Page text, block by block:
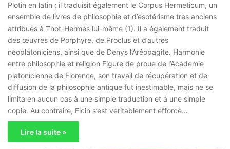
Plotin en latin ; il traduisit également le Corpus Hermeticum, un
ensemble de livres de philosophie et d’ésotérisme très anciens
attribués à Thot-Hermès lui-même (1). Il a également traduit
des œuvres de Porphyre, de Proclus et d’autres
néoplatoniciens, ainsi que de Denys l’Aréopagite. Harmonie
entre philosophie et religion Figure de proue de l’Académie
platonicienne de Florence, son travail de récupération et de
diffusion de la philosophie antique fut inestimable, mais ne se
limita en aucun cas à une simple traduction et à une simple
copie. Au contraire, Ficin s’est véritablement efforcé…
Lire la suite »